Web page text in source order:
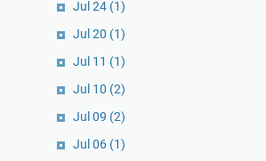
Jul 24 (1)
Jul 20 (1)
Jul 11 (1)
Jul 10 (2)
Jul 09 (2)
Jul 06 (1)